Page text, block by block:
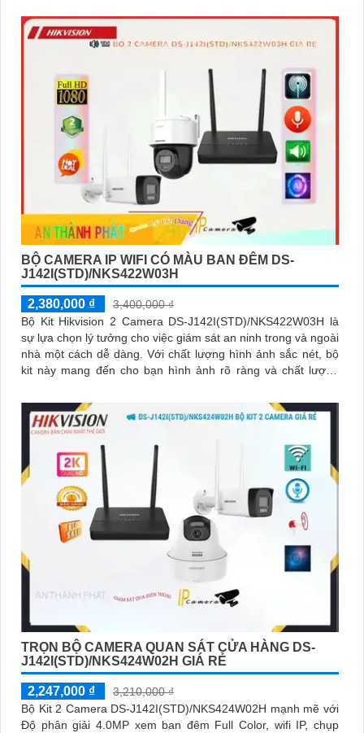
BỘ CAMERA IP WIFI CÓ MÀU BAN ĐÊM DS-
J142I(STD)/NKS422W03H
2,380,000 ₫
3,400,000 ₫
Bộ Kit Hikvision 2 Camera DS-J142I(STD)/NKS422W03H là
sự lựa chọn lý tưởng cho việc giám sát an ninh trong và ngoài
nhà một cách dễ dàng. Với chất lượng hình ảnh sắc nét, bộ
kit này mang đến cho bạn hình ảnh rõ ràng và chất lượng
TRỌN BỘ CAMERA QUAN SÁT CỬA HÀNG DS-
J142I(STD)/NKS424W02H GIÁ RẺ
2,247,000 ₫
3,210,000 ₫
Bộ Kit 2 Camera DS-J142I(STD)/NKS424W02H mạnh mẽ với
Độ phân giải 4.0MP xem ban đêm Full Color, wifi IP, chụp